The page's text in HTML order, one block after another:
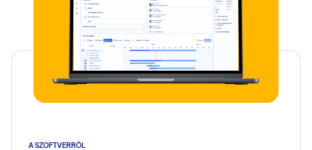
A SZOFTVERRŐL